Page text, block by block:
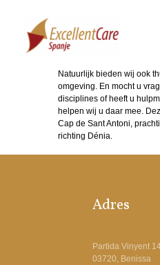
Natuurlijk bieden wij ook
omgeving. En mocht u
disciplines of heeft u
helpen wij u daar mee.
Cap de Sant Antoni,
richting Dénia.
Adres
Partida Vinyent
03720, Benissa